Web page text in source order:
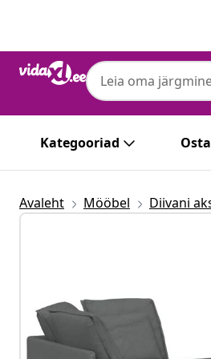
Kategooriad
Avaleht Mööbel Diivani